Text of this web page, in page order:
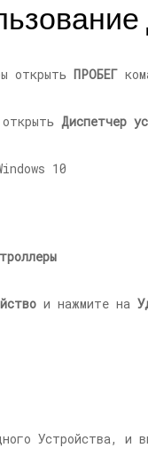
открыть ПРОБЕГ
открыть Диспетчер
и нажмите на
Устройства,